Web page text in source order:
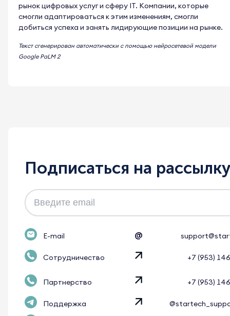
рынок цифровых услуг и сферу IT. Компании, которые
смогли адаптироваться к этим изменениям, смогли
добиться успеха и занять лидирующие позиции на рынке.
Текст сгенерирован автоматически с помощью нейросетевой модели
Google PaLM 2
Подписаться на рассылку
E-mail @
Сотрудничество +7 (953)
Партнерство +7 (953)
Поддержка